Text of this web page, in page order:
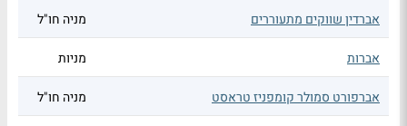
אברדין שווקים מתעוררים מניה חו"ל
אברות מניות
אברפורט סמולר קומפניז טראסט מניה חו"ל